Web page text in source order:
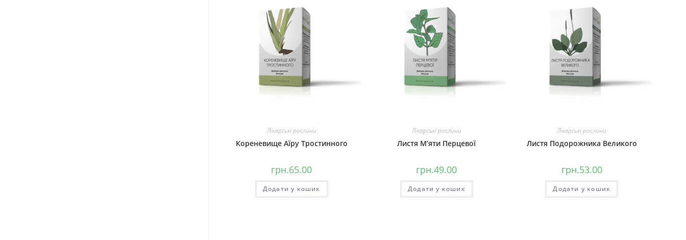
Лікарські рослини
Кореневище Аїру Тростинного
грн.65.00
Додати у кошик
Лікарські рослини
Листя М’яти Перцевої
грн.49.00
Додати у кошик
Лікарські рослини
Листя Подорожника Великого
грн.53.00
Додати у кошик